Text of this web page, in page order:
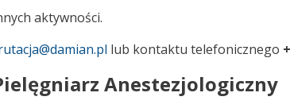
aktywności.
lub kontaktu telefonicznego
Anestezjologiczny